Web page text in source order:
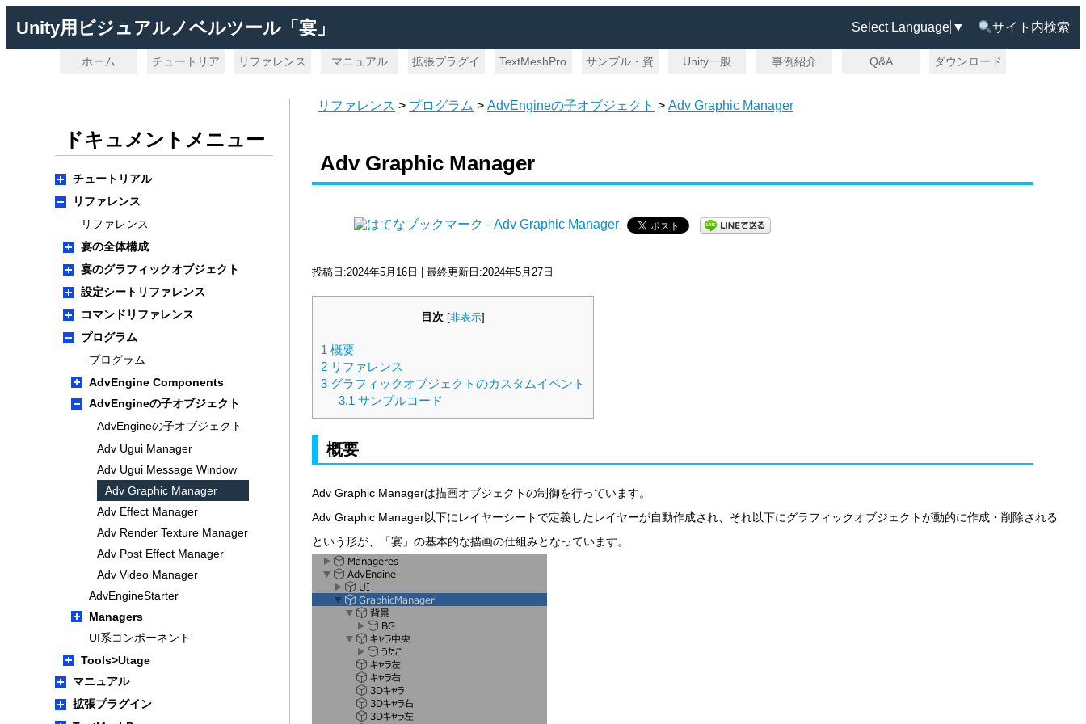
Unity用ビジュアルノベルツール「宴」 Select Language ▼ サイト内検索
ホーム
チュートリア
リファレンス マニュアル
拡張プラグイ
TextMeshPro
サンプル・資
Unity一般 事例紹介 Q&A ダウンロード
リファレンス > プログラム > AdvEngineの子オブジェクト > Adv Graphic Manager
ドキュメントメニュー
チュートリアル
リファレンス
リファレンス
宴の全体構成
宴のグラフィックオブジェクト
設定シートリファレンス
コマンドリファレンス
プログラム
プログラム
AdvEngine Components
AdvEngineの子オブジェクト
AdvEngineの子オブジェクト
Adv Ugui Manager
Adv Ugui Message Window
Adv Graphic Manager
Adv Effect Manager
Adv Render Texture Manager
Adv Post Effect Manager
Adv Video Manager
AdvEngineStarter
Managers
UI系コンポーネント
Tools>Utage
マニュアル
拡張プラグイン
Adv Graphic Manager
投稿日:2024年5月16日 | 最終更新日:2024年5月27日
目次 [非表示]
1 概要
2リファレンス
3グラフィックオブジェクトのカスタムイベント
3.1 サンプルコード
概要
Adv Graphic Managerは描画オブジェクトの制御を行っています。
Adv Graphic Manager以下にレイヤーシートで定義したレイヤーが自動作成され、それ以下にグラフィックオブジェクトが動的に作成・削除される
という形が、「宴」の基本的な描画の仕組みとなっています。